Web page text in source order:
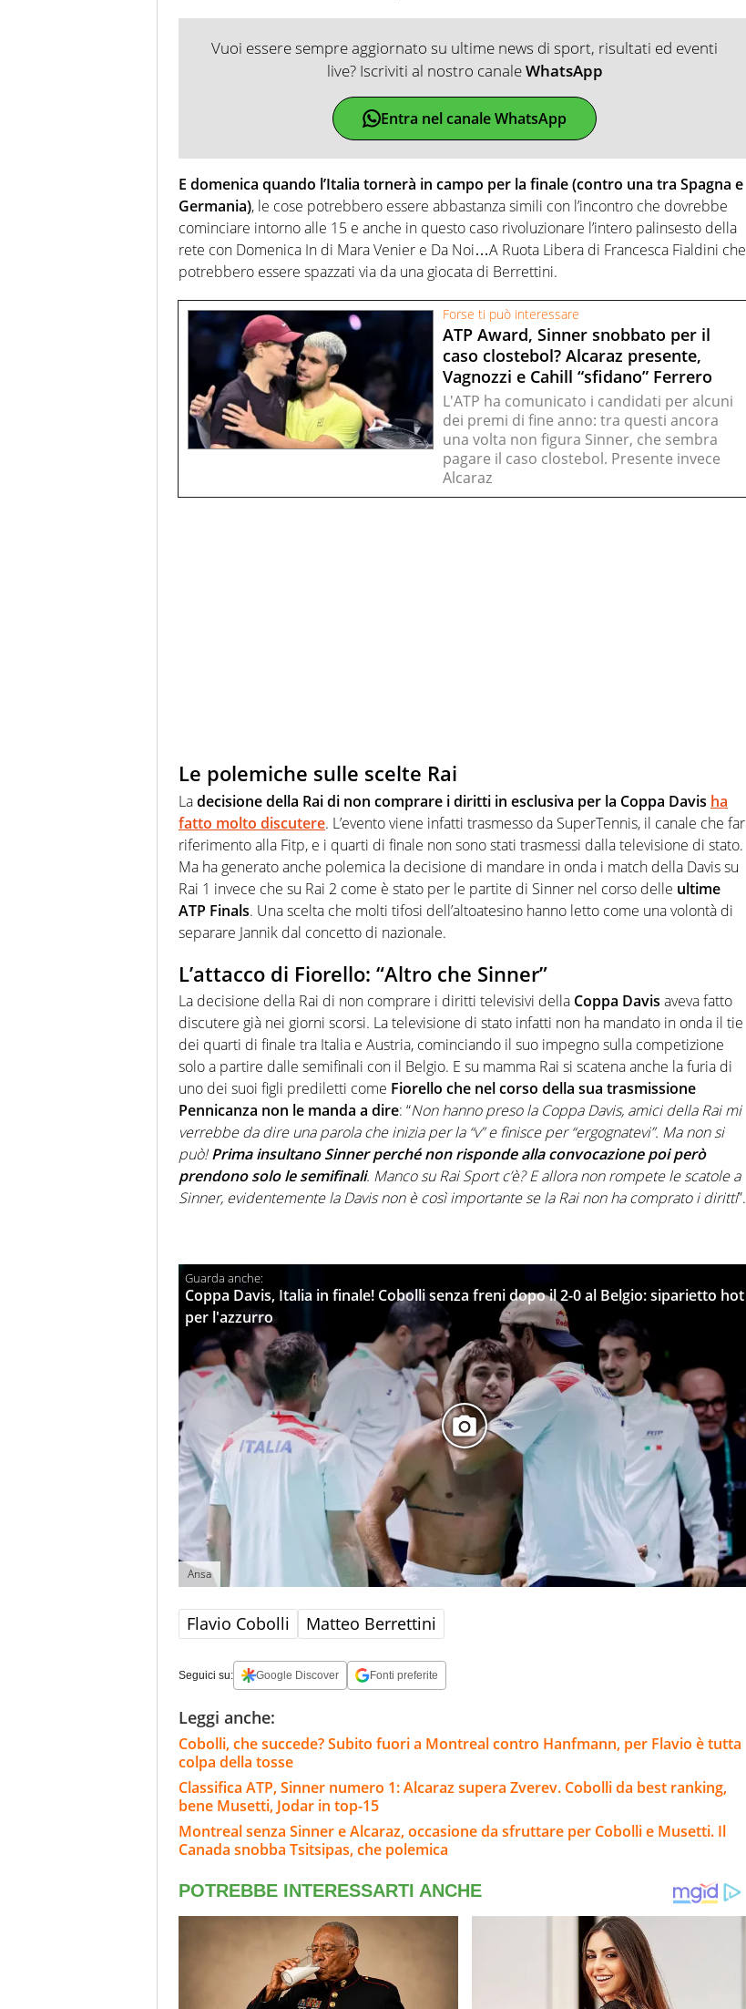
Vuoi essere sempre aggiornato su ultime news di sport, risultati ed eventi
live? Iscriviti al nostro canaleWhatsApp
Entra nel canale WhatsApp
E domenica quando l’Italia tornerà in campo per la finale (contro una tra Spagna e
Germania), le cose potrebbero essere abbastanza simili con l’incontro che dovrebbe
cominciare intorno alle 15 e anche in questo caso rivoluzionare l’intero palinsesto della
rete con Domenica In di Mara Venier e Da Noi…A Ruota Libera di Francesca Fialdini che
potrebbero essere spazzati via da una giocata di Berrettini.
Forse ti può interessare
ATP Award, Sinner snobbato per il
caso clostebol? Alcaraz presente,
Vagnozzi e Cahill “sfidano” Ferrero
L'ATP ha comunicato i candidati per alcuni
dei premi di fine anno: tra questi ancora
una volta non figura Sinner, che sembra
pagare il caso clostebol. Presente invece
Alcaraz
Le polemiche sulle scelte Rai
Ladecisione della Rai di non comprare i diritti in esclusiva per la Coppa Davis ha
fatto molto discutere. L’evento viene infatti trasmesso da SuperTennis, il canale che far
riferimento alla Fitp, e i quarti di finale non sono stati trasmessi dalla televisione di stato.
Ma ha generato anche polemica la decisione di mandare in onda i match della Davis su
Rai 1 invece che su Rai 2 come è stato per le partite di Sinner nel corso delle ultime
ATP Finals. Una scelta che molti tifosi dell’altoatesino hanno letto come una volontà di
separare Jannik dal concetto di nazionale.
L’attacco di Fiorello: “Altro che Sinner”
La decisione della Rai di non comprare i diritti televisivi della Coppa Davis aveva fatto
discutere già nei giorni scorsi. La televisione di stato infatti non ha mandato in onda il tie
dei quarti di finale tra Italia e Austria, cominciando il suo impegno sulla competizione
solo a partire dalle semifinali con il Belgio. E su mamma Rai si scatena anche la furia di
uno dei suoi figli prediletti come Fiorello che nel corso della sua trasmissione
Pennicanza non le manda a dire: “Non hanno preso la Coppa Davis, amici della Rai mi
verrebbe da dire una parola che inizia per la “v” e finisce per “ergognatevi”. Ma non si
può!Prima insultano Sinner perché non risponde alla convocazione poi però
prendono solo le semifinali. Manco su Rai Sport c’è? E allora non rompete le scatole a
Sinner, evidentemente la Davis non è così importante se la Rai non ha comprato i diritti”.
Coppa Davis, Italia in finale! Cobolli senza freni dopo il 2-0 al Belgio: siparietto hot
per l'azzurro
Ansa
Flavio Cobolli Matteo Berrettini
Seguici su: Google Discover Fonti preferite
Leggi anche:
Cobolli, che succede? Subito fuori a Montreal contro Hanfmann, per Flavio è tutta
colpa della tosse
Classifica ATP, Sinner numero 1: Alcaraz supera Zverev. Cobolli da best ranking,
bene Musetti, Jodar in top-15
Montreal senza Sinner e Alcaraz, occasione da sfruttare per Cobolli e Musetti. Il
Canada snobba Tsitsipas, che polemica